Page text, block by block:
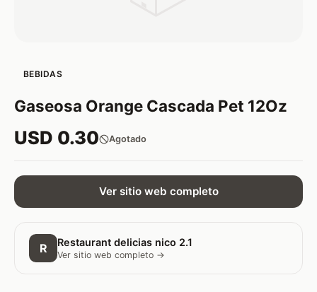
BEBIDAS
Gaseosa Orange Cascada Pet 12Oz
USD 0.30 Agotado
Ver sitio web completo
R Restaurant delicias nico 2.1
Ver sitio web completo →